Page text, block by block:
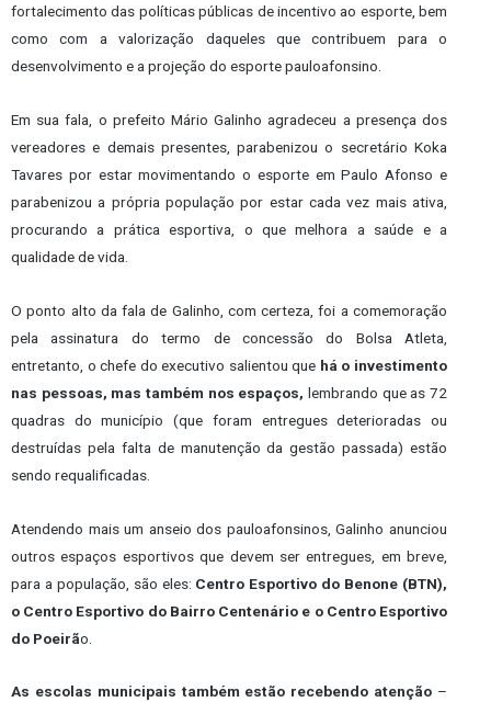
fortalecimento das políticas públicas de incentivo ao esporte, bem
como com a valorização daqueles que contribuem para o
desenvolvimento e a projeção do esporte pauloafonsino.
Em sua fala, o prefeito Mário Galinho agradeceu a presença dos
vereadores e demais presentes, parabenizou o secretário Koka
Tavares por estar movimentando o esporte em Paulo Afonso e
parabenizou a própria população por estar cada vez mais ativa,
procurando a prática esportiva, o que melhora a saúde e a
qualidade de vida.
O ponto alto da fala de Galinho, com certeza, foi a comemoração
pela assinatura do termo de concessão do Bolsa Atleta,
entretanto, o chefe do executivo salientou que há o investimento
nas pessoas, mas também nos espaços, lembrando que as 72
quadras do município (que foram entregues deterioradas ou
destruídas pela falta de manutenção da gestão passada) estão
sendo requalificadas.
Atendendo mais um anseio dos pauloafonsinos, Galinho anunciou
outros espaços esportivos que devem ser entregues, em breve,
para a população, são eles: Centro Esportivo do Benone (BTN),
o Centro Esportivo do Bairro Centenário e o Centro Esportivo
do Poeirão.
As escolas municipais também estão recebendo atenção –